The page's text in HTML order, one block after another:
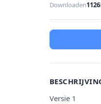
Downloaden1126
Versie 1